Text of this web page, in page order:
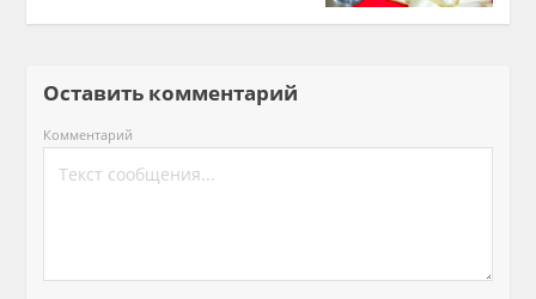
Оставить комментарий
Комментарий